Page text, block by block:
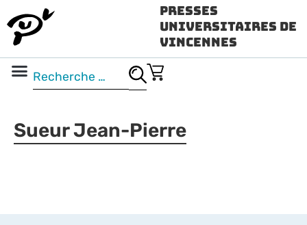
Presses
Universitaires de
Vincennes
Sueur Jean-Pierre